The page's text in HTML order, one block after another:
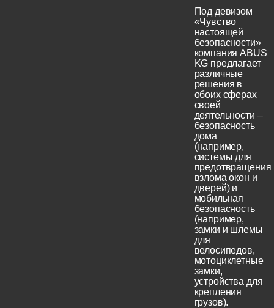
Под девизом
«Чувство
настоящей
безопасности»
компания ABUS
KG предлагает
различные
решения в
обоих сферах
своей
деятельности –
безопасность
дома
(например,
системы для
предотвращения
взлома окон и
дверей) и
мобильная
безопасность
(например,
замки и шлемы
для
велосипедов,
мотоциклетные
замки,
устройства для
крепления
грузов).